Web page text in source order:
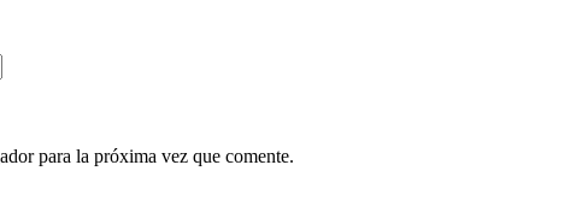
para la próxima vez que comente.